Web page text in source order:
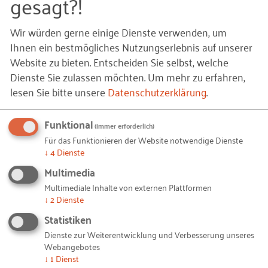
worum es (warum) gehen soll.
Hinzu kommt ein weiterer untrüglicher Indikator:
Jedes Unternehmen, das sich in einen solchen
Prozess wagt, steht irgendwo „auf der Bremse“.
Sonst wäre dieser Prozess unnötig. Ob man „diese
Bremse erwischt hat“, zeigt sich daran, dass es
während der Auftragsklärung schwerer,
ungeduldiger, flüchtig, diffus, mitunter sogar
schmerzhaft wird. Fehlt dieses Moment, kann es
darauf hindeuten, dass wesentliche Probleme
unberücksichtigt geblieben sind.
strukturiert den Weg vom (zunächst einmal
vorläufigen und unreflektierten) Anliegen bis hin
zum konkreten Projektdesign. Es ist wie alle
Wir würden gerne einige Dienste verwenden, um
Ihnen ein bestmögliches Nutzungserlebnis auf unserer
Website zu bieten. Entscheiden Sie selbst, welche
Dienste Sie zulassen möchten.Um mehr zu erfahren,
lesen Sie bitte unsereDatenschutzerklärung.
Funktional(immer erforderlich)
Für das Funktionieren der Website notwendige Dienste
↓ 4Dienste
Multimedia
Multimediale Inhalte von externen Plattformen
↓ 2Dienste
Statistiken
Dienste zur Weiterentwicklung und Verbesserung unseres
Webangebotes
↓ 1 Dienst